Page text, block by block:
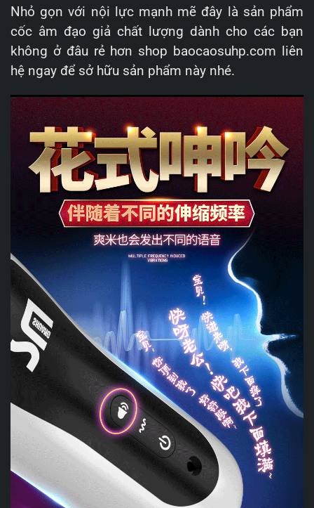
Nhỏ gọn với nội lực mạnh mẽ đây là sản phẩm
cốc âm đạo giả chất lượng dành cho các bạn
không ở đâu rẻ hơn shop baocaosuhp.com liên
hệ ngay để sở hữu sản phẩm này nhé.